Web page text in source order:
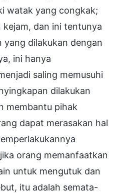
watak yang congkak;
kejam, dan ini tentunya
yang dilakukan dengan
ini hanya
saling memusuhi
dilakukan
membantu pihak
dapat merasakan hal
orang memanfaatkan
untuk mengutuk dan
itu adalah semata-